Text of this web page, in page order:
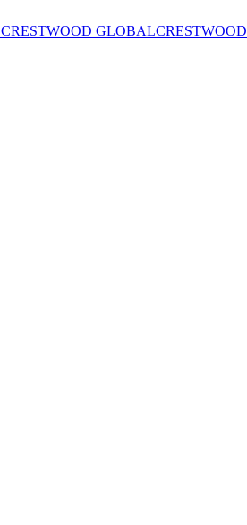
CRESTWOOD GLOBALCRESTWOOD